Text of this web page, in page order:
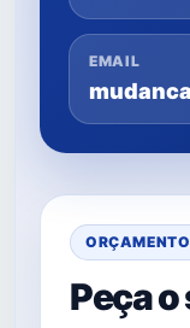
EMAIL
Peça